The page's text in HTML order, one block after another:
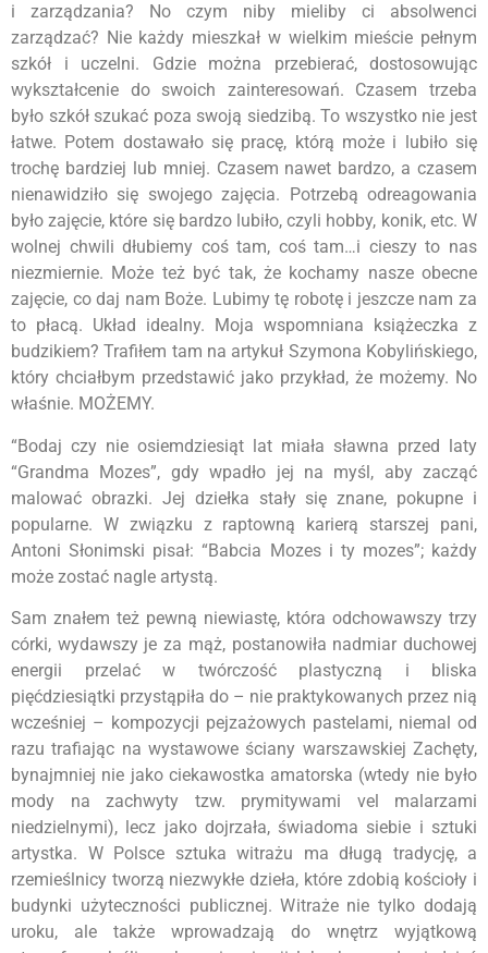
i zarządzania? No czym niby mieliby ci absolwenci
zarządzać? Nie każdy mieszkał w wielkim mieście pełnym
szkół i uczelni. Gdzie można przebierać, dostosowując
wykształcenie do swoich zainteresowań. Czasem trzeba
było szkół szukać poza swoją siedzibą. To wszystko nie jest
łatwe. Potem dostawało się pracę, którą może i lubiło się
trochę bardziej lub mniej. Czasem nawet bardzo, a czasem
nienawidziło się swojego zajęcia. Potrzebą odreagowania
było zajęcie, które się bardzo lubiło, czyli hobby, konik, etc. W
wolnej chwili dłubiemy coś tam, coś tam…i cieszy to nas
niezmiernie. Może też być tak, że kochamy nasze obecne
zajęcie, co daj nam Boże. Lubimy tę robotę i jeszcze nam za
to płacą. Układ idealny. Moja wspomniana książeczka z
budzikiem? Trafiłem tam na artykuł Szymona Kobylińskiego,
który chciałbym przedstawić jako przykład, że możemy. No
właśnie. MOŻEMY.
“Bodaj czy nie osiemdziesiąt lat miała sławna przed laty
“Grandma Mozes”, gdy wpadło jej na myśl, aby zacząć
malować obrazki. Jej dziełka stały się znane, pokupne i
popularne. W związku z raptowną karierą starszej pani,
Antoni Słonimski pisał: “Babcia Mozes i ty mozes”; każdy
może zostać nagle artystą.
Sam znałem też pewną niewiastę, która odchowawszy trzy
córki, wydawszy je za mąż, postanowiła nadmiar duchowej
energii przelać w twórczość plastyczną i bliska
pięćdziesiątki przystąpiła do – nie praktykowanych przez nią
wcześniej – kompozycji pejzażowych pastelami, niemal od
razu trafiając na wystawowe ściany warszawskiej Zachęty,
bynajmniej nie jako ciekawostka amatorska (wtedy nie było
mody na zachwyty tzw. prymitywami vel malarzami
niedzielnymi), lecz jako dojrzała, świadoma siebie i sztuki
artystka. W Polsce sztuka witrażu ma długą tradycję, a
rzemieślnicy tworzą niezwykłe dzieła, które zdobią kościoły i
budynki użyteczności publicznej. Witraże nie tylko dodają
uroku, ale także wprowadzają do wnętrz wyjątkową